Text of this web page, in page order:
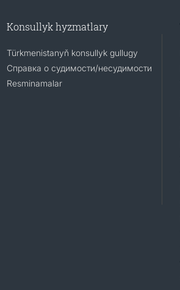
Konsullyk hyzmatlary
Türkmenistanyň konsullyk gullugy
Справка о судимости/несудимости
Resminamalar